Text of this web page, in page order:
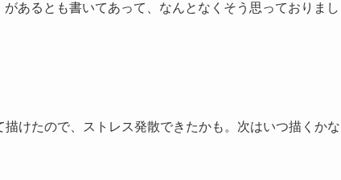
あるとも書いてあって、なんとなくそう思っておりまし
けたので、ストレス発散できたかも。次はいつ描くかな